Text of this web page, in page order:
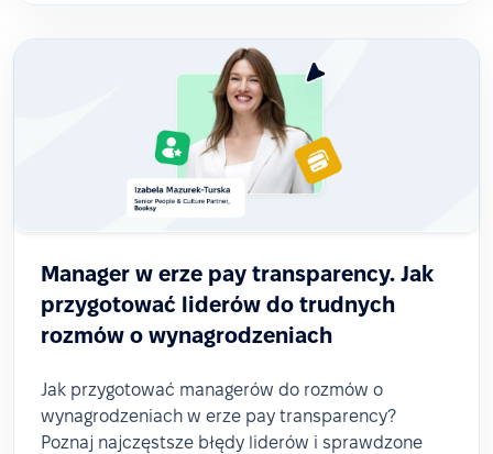
Manager w erze pay transparency. Jak
przygotować liderów do trudnych
rozmów o wynagrodzeniach
Jak przygotować managerów do rozmów o
wynagrodzeniach w erze pay transparency?
Poznaj najczęstsze błędy liderów i sprawdzone